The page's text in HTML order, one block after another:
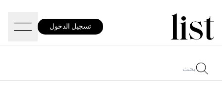
تسجيل الدخول